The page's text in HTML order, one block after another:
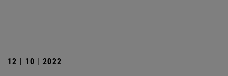
12 | 10 | 2022